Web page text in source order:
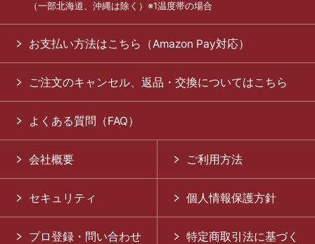
（一部北海道、沖縄は除く）※1温度帯の場合
お支払い方法はこちら（Amazon Pay対応）
ご注文のキャンセル、返品・交換についてはこちら
よくある質問（FAQ）
会社概要 ご利用方法
セキュリティ 個人情報保護方針
プロ登録・問い合わせ
特定商取引法に基づく